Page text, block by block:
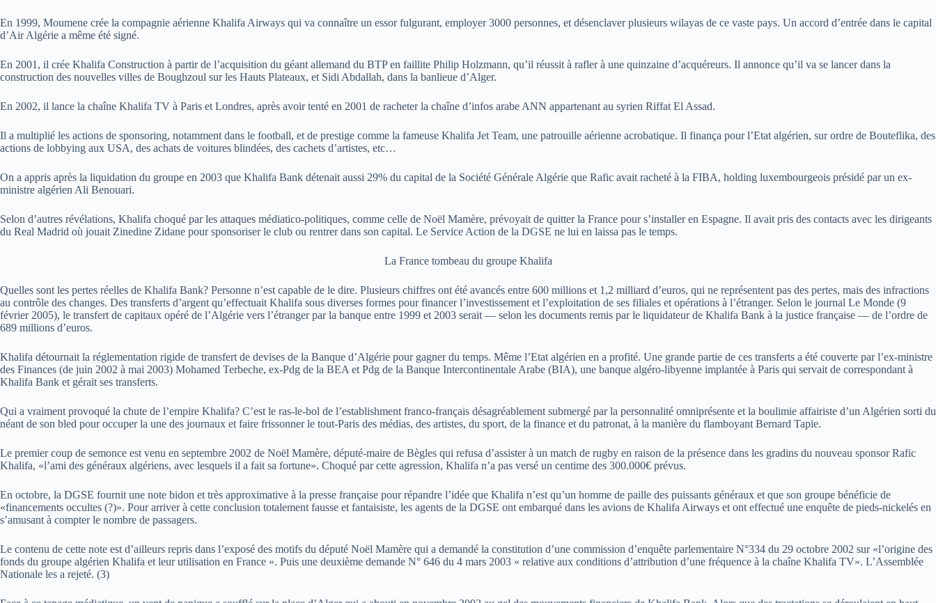
En 1999, Moumene crée la compagnie aérienne Khalifa Airways qui va connaître un essor fulgurant, employer 3000 personnes, et désenclaver plusieurs wilayas de ce vaste pays. Un accord d’entrée dans le capital
d’Air Algérie a même été signé.
En 2001, il crée Khalifa Construction à partir de l’acquisition du géant allemand du BTP en faillite Philip Holzmann, qu’il réussit à rafler à une quinzaine d’acquéreurs. Il annonce qu’il va se lancer dans la
construction des nouvelles villes de Boughzoul sur les Hauts Plateaux, et Sidi Abdallah, dans la banlieue d’Alger.
En 2002, il lance la chaîne Khalifa TV à Paris et Londres, après avoir tenté en 2001 de racheter la chaîne d’infos arabe ANN appartenant au syrien Riffat El Assad.
Il a multiplié les actions de sponsoring, notamment dans le football, et de prestige comme la fameuse Khalifa Jet Team, une patrouille aérienne acrobatique. Il finança pour l’Etat algérien, sur ordre de Bouteflika, des
actions de lobbying aux USA, des achats de voitures blindées, des cachets d’artistes, etc…
On a appris après la liquidation du groupe en 2003 que Khalifa Bank détenait aussi 29% du capital de la Société Générale Algérie que Rafic avait racheté à la FIBA, holding luxembourgeois présidé par un ex-
ministre algérien Ali Benouari.
Selon d’autres révélations, Khalifa choqué par les attaques médiatico-politiques, comme celle de Noël Mamère, prévoyait de quitter la France pour s’installer en Espagne. Il avait pris des contacts avec les dirigeants
du Real Madrid où jouait Zinedine Zidane pour sponsoriser le club ou rentrer dans son capital. Le Service Action de la DGSE ne lui en laissa pas le temps.
La France tombeau du groupe Khalifa
Quelles sont les pertes réelles de Khalifa Bank? Personne n’est capable de le dire. Plusieurs chiffres ont été avancés entre 600 millions et 1,2 milliard d’euros, qui ne représentent pas des pertes, mais des infractions
au contrôle des changes. Des transferts d’argent qu’effectuait Khalifa sous diverses formes pour financer l’investissement et l’exploitation de ses filiales et opérations à l’étranger. Selon le journal Le Monde (9
février 2005), le transfert de capitaux opéré de l’Algérie vers l’étranger par la banque entre 1999 et 2003 serait — selon les documents remis par le liquidateur de Khalifa Bank à la justice française — de l’ordre de
689 millions d’euros.
Khalifa détournait la réglementation rigide de transfert de devises de la Banque d’Algérie pour gagner du temps. Même l’Etat algérien en a profité. Une grande partie de ces transferts a été couverte par l’ex-ministre
des Finances (de juin 2002 à mai 2003) Mohamed Terbeche, ex-Pdg de la BEA et Pdg de la Banque Intercontinentale Arabe (BIA), une banque algéro-libyenne implantée à Paris qui servait de correspondant à
Khalifa Bank et gérait ses transferts.
Qui a vraiment provoqué la chute de l’empire Khalifa? C’est le ras-le-bol de l’establishment franco-français désagréablement submergé par la personnalité omniprésente et la boulimie affairiste d’un Algérien sorti du
néant de son bled pour occuper la une des journaux et faire frissonner le tout-Paris des médias, des artistes, du sport, de la finance et du patronat, à la manière du flamboyant Bernard Tapie.
Le premier coup de semonce est venu en septembre 2002 de Noël Mamère, député-maire de Bègles qui refusa d’assister à un match de rugby en raison de la présence dans les gradins du nouveau sponsor Rafic
Khalifa, «l’ami des généraux algériens, avec lesquels il a fait sa fortune». Choqué par cette agression, Khalifa n’a pas versé un centime des 300.000€ prévus.
En octobre, la DGSE fournit une note bidon et très approximative à la presse française pour répandre l’idée que Khalifa n’est qu’un homme de paille des puissants généraux et que son groupe bénéficie de
«financements occultes (?)». Pour arriver à cette conclusion totalement fausse et fantaisiste, les agents de la DGSE ont embarqué dans les avions de Khalifa Airways et ont effectué une enquête de pieds-nickelés en
s’amusant à compter le nombre de passagers.
Le contenu de cette note est d’ailleurs repris dans l’exposé des motifs du député Noël Mamère qui a demandé la constitution d’une commission d’enquête parlementaire N°334 du 29 octobre 2002 sur «l’origine des
fonds du groupe algérien Khalifa et leur utilisation en France ». Puis une deuxième demande N° 646 du 4 mars 2003 « relative aux conditions d’attribution d’une fréquence à la chaîne Khalifa TV». L’Assemblée
Nationale les a rejeté. (3)